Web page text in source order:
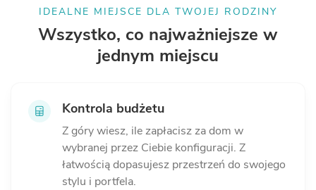
IDEALNE MIEJSCE DLA TWOJEJ RODZINY
Wszystko, co najważniejsze w
jednym miejscu
Kontrola budżetu
Z góry wiesz, ile zapłacisz za dom w
wybranej przez Ciebie konfiguracji. Z
łatwością dopasujesz przestrzeń do swojego
stylu i portfela.